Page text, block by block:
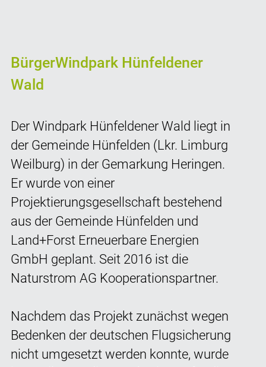
BürgerWindpark Hünfeldener
Wald
Der Windpark Hünfeldener Wald liegt in
der Gemeinde Hünfelden (Lkr. Limburg
Weilburg) in der Gemarkung Heringen.
Er wurde von einer
Projektierungsgesellschaft bestehend
aus der Gemeinde Hünfelden und
Land+Forst Erneuerbare Energien
GmbH geplant. Seit 2016 ist die
Naturstrom AG Kooperationspartner.
Nachdem das Projekt zunächst wegen
Bedenken der deutschen Flugsicherung
nicht umgesetzt werden konnte, wurde